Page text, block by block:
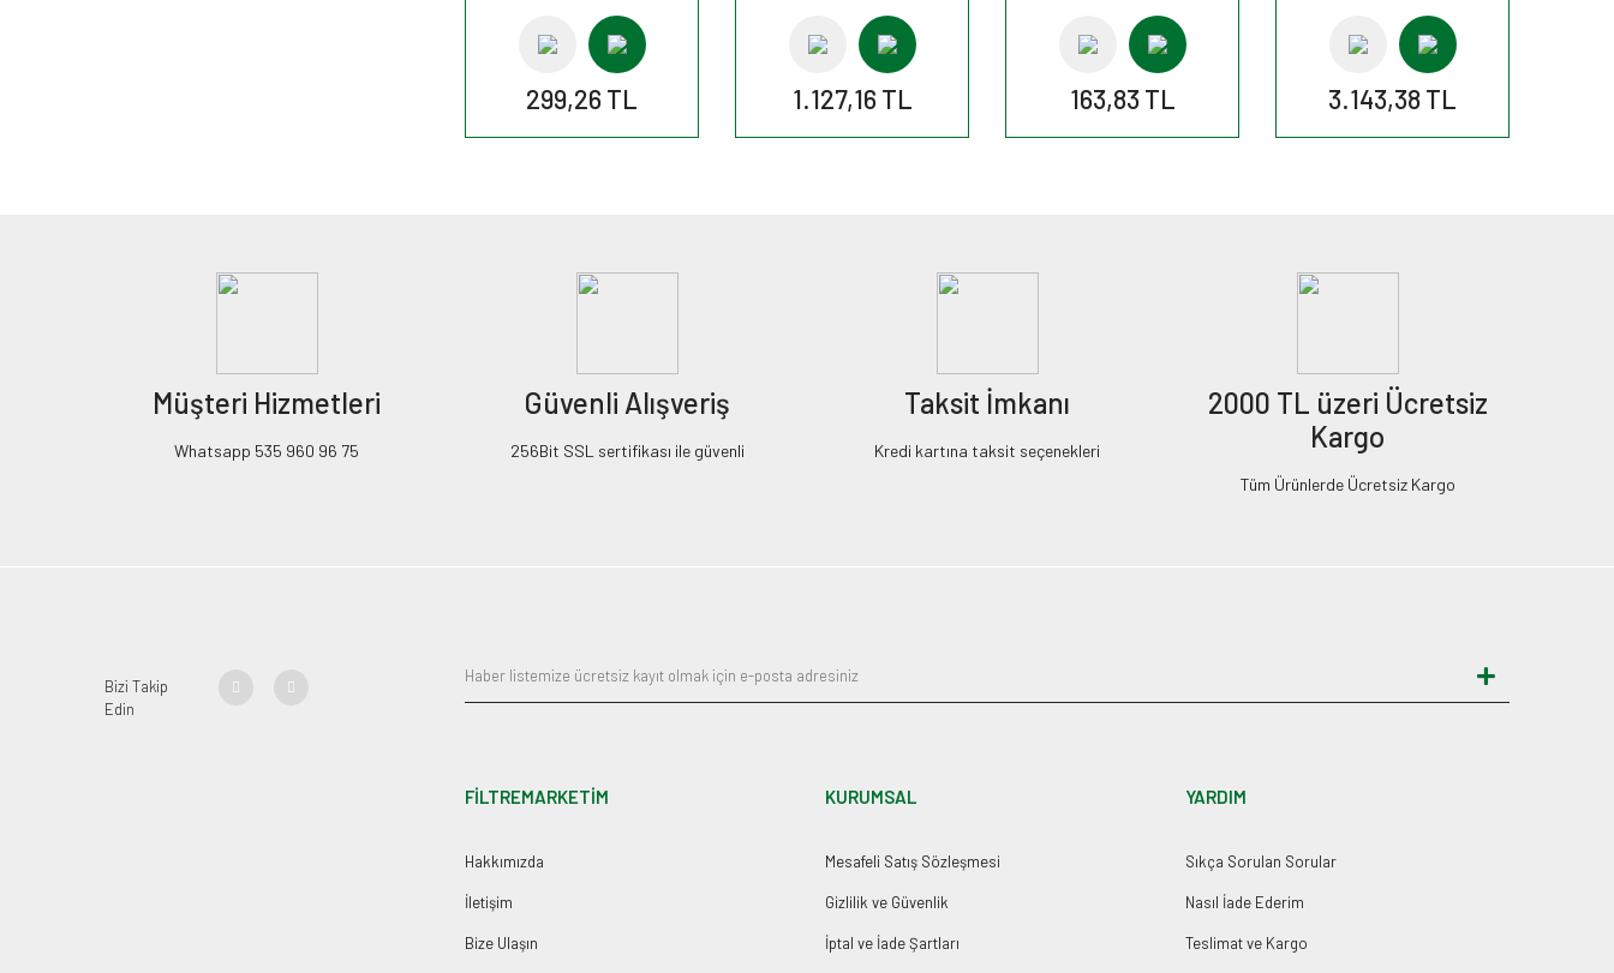
299,26 TL 1.127,16 TL 163,83 TL 3.143,38 TL
Müşteri Hizmetleri
Whatsapp 535 960 96 75
Güvenli Alışveriş
256Bit SSL sertifikası ile güvenli
Taksit İmkanı
Kredi kartına taksit seçenekleri
2000 TL üzeri Ücretsiz
Kargo
Tüm Ürünlerde Ücretsiz Kargo
Bizi Takip
Edin
FİLTREMARKETİM
Hakkımızda
İletişim
Bize Ulaşın
KURUMSAL
Mesafeli Satış Sözleşmesi
Gizlilik ve Güvenlik
İptal ve İade Şartları
YARDIM
Sıkça Sorulan Sorular
Nasıl İade Ederim
Teslimat ve Kargo